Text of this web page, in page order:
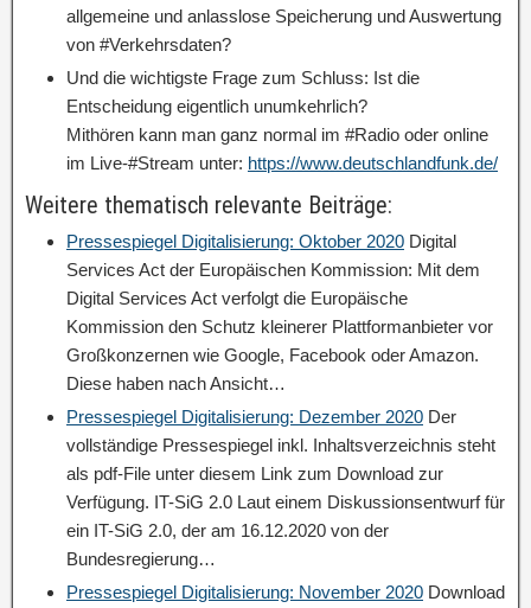
allgemeine und anlasslose Speicherung und Auswertung
von #Verkehrsdaten?
Und die wichtigste Frage zum Schluss: Ist die
Entscheidung eigentlich unumkehrlich?
Mithören kann man ganz normal im #Radio oder online
im Live-#Stream unter: https://www.deutschlandfunk.de/
Weitere thematisch relevante Beiträge:
Pressespiegel Digitalisierung: Oktober 2020 Digital
Services Act der Europäischen Kommission: Mit dem
Digital Services Act verfolgt die Europäische
Kommission den Schutz kleinerer Plattformanbieter vor
Großkonzernen wie Google, Facebook oder Amazon.
Diese haben nach Ansicht…
Pressespiegel Digitalisierung: Dezember 2020 Der
vollständige Pressespiegel inkl. Inhaltsverzeichnis steht
als pdf-File unter diesem Link zum Download zur
Verfügung. IT-SiG 2.0 Laut einem Diskussionsentwurf für
ein IT-SiG 2.0, der am 16.12.2020 von der
Bundesregierung…
Pressespiegel Digitalisierung: November 2020 Download